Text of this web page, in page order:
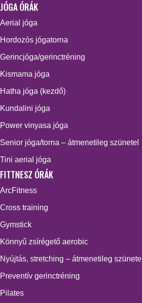
JÓGA ÓRÁK
Aerial jóga
Hordozós jógatorna
Gerincjóga/gerinctréning
Kismama jóga
Hatha jóga (kezdő)
Kundalini jóga
Power vinyasa jóga
Senior jóga/torna – átmenetileg szünetel
Tini aerial jóga
FITTNESZ ÓRÁK
ArcFitness
Cross training
Gymstick
Könnyű zsírégető aerobic
Nyújtás, stretching – átmenetileg szünetel
Preventív gerinctréning
Pilates